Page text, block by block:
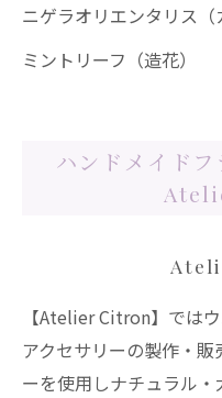
ニゲラオリエンタリス（
ミントリーフ（造花）
ハンドメイド
【Atelier Citron】では
アクセサリーの製作・
ーを使用しナチュラル